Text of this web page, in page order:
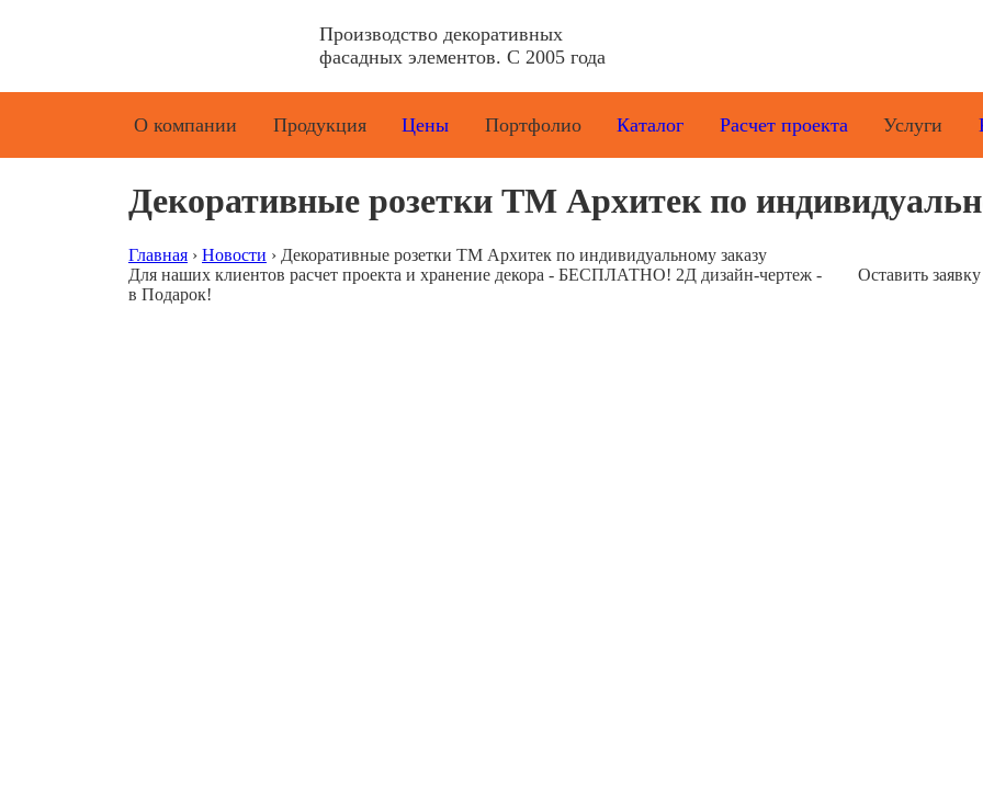
Производство декоративных
фасадных элементов. С 2005 года
О компании Продукция Цены Портфолио Каталог Расчет проекта Услуги
Декоративные розетки ТМ Архитек по
Главная › Новости › Декоративные розетки ТМ Архитек по индивидуальному заказу
Для наших клиентов расчет проекта и хранение декора - БЕСПЛАТНО! 2Д дизайн-чертеж -
в Подарок!
Оставить заявку